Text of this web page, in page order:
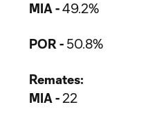
MIA -49.2%
POR - 50.8%
Remates:
MIA - 22